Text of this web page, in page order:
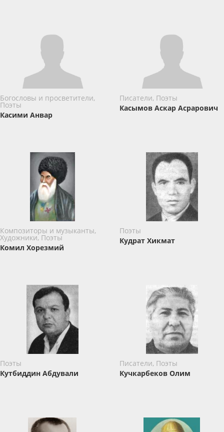
Богословы и просветители,
Поэты
Касими Анвар
Писатели, Поэты
Касымов Аскар Асрарович
Композиторы и музыканты,
Художники, Поэты
Комил Хорезмий
Поэты
Кудрат Хикмат
Поэты
Кутбиддин Абдували
Писатели, Поэты
Кучкарбеков Олим